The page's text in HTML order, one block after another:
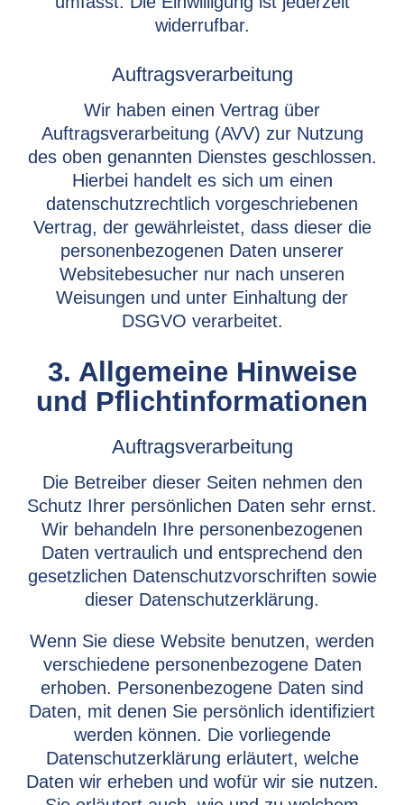
widerrufbar.
Auftragsverarbeitung
Wir haben einen Vertrag über
Auftragsverarbeitung (AVV) zur Nutzung
des oben genannten Dienstes geschlossen.
Hierbei handelt es sich um einen
datenschutzrechtlich vorgeschriebenen
Vertrag, der gewährleistet, dass dieser die
personenbezogenen Daten unserer
Websitebesucher nur nach unseren
Weisungen und unter Einhaltung der
DSGVO verarbeitet.
3. Allgemeine Hinweise
und Pflicht­informationen
Auftragsverarbeitung
Die Betreiber dieser Seiten nehmen den
Schutz Ihrer persönlichen Daten sehr ernst.
Wir behandeln Ihre personenbezogenen
Daten vertraulich und entsprechend den
gesetzlichen Datenschutzvorschriften sowie
dieser Datenschutzerklärung.
Wenn Sie diese Website benutzen, werden
verschiedene personenbezogene Daten
erhoben. Personenbezogene Daten sind
Daten, mit denen Sie persönlich identifiziert
werden können. Die vorliegende
Datenschutzerklärung erläutert, welche
Daten wir erheben und wofür wir sie nutzen.